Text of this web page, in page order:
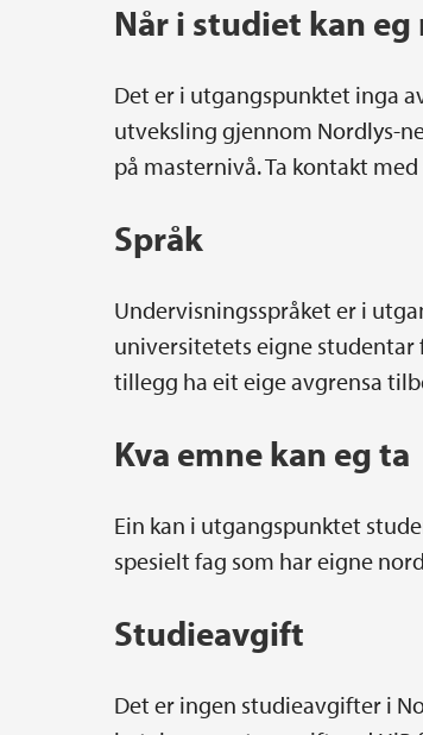
Når i studiet kan eg
Det er i utgangspunktet inga
utveksling gjennom Nordlys-
på masternivå. Ta kontakt
Språk
Undervisningsspråket er i
universitetets eigne studentar
tillegg ha eit eige avgrensa
Kva emne kan eg ta
Ein kan i utgangspunktet
spesielt fag som har eigne
Studieavgift
Det er ingen studieavgifter i